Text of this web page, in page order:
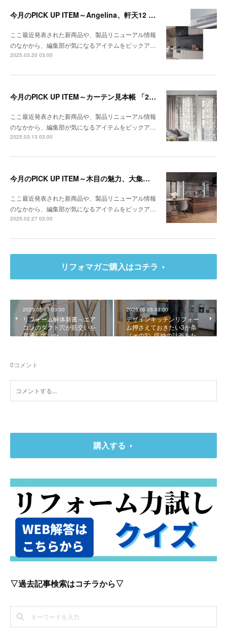
今月のPICK UP ITEM～Angelina、軒天12 トリスタ
ここ最近発表された新商品や、製品リニューアル情報
のなかから、編集部が気になるアイテムをピックア…
2025.03.20 03:00
今月のPICK UP ITEM～カーテン見本帳 「2024-2028 ストリングス」、『RIVIERA TILE COLLECTION 2024-2025 LINEUP CATALOGUE VOL.2
ここ最近発表された新商品や、製品リニューアル情報
のなかから、編集部が気になるアイテムをピックア…
2025.03.13 03:00
今月のPICK UP ITEM～木目の魅力、大集合！
ここ最近発表された新商品や、製品リニューアル情報
のなかから、編集部が気になるアイテムをピックア…
2025.02.27 03:00
リフォマガご購入はコチラ
2025.03.07 03:00
リフォーム解体新書～エア
コンのダクト穴が筋交いを
貫通していた
2025.03.05 03:00
デザインキッチンリフォー
ム押さえておきたい3か条
《その2》収納の計画をた…
0コメント
購入する
▽過去記事検索はコチラから▽